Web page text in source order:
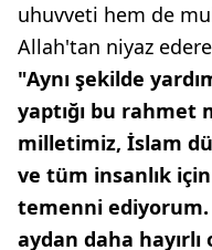
uhuvveti hem de
Allah'tan niyaz
"Aynı şekilde
yaptığı bu rahmet
milletimiz, İslam
ve tüm insanlık
temenni ediyorum.
aydan daha